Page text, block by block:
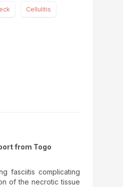
Cellulitis
from Togo
fasciitis complicating
of the necrotic tissue